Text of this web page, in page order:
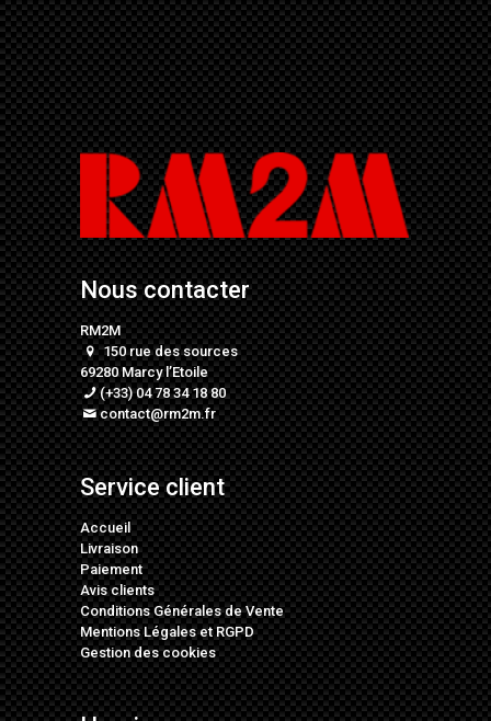
Nous contacter
RM2M
150 rue des sources
69280 Marcy l’Etoile
(+33) 04 78 34 18 80
contact@rm2m.fr
Service client
Accueil
Livraison
Paiement
Avis clients
Conditions Générales de Vente
Mentions LégalesetRGPD
Gestion des cookies